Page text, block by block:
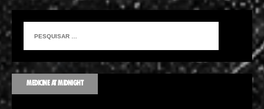
MEDICINE AT MIDNIGHT